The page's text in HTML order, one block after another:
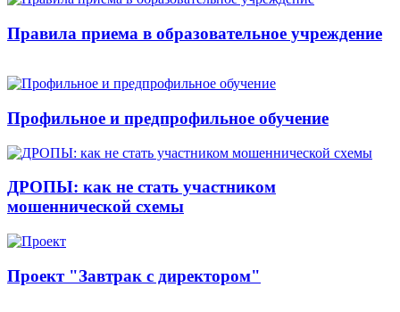
Правила приема в образовательное учреждение
Профильное и предпрофильное обучение
ДРОПЫ: как не стать участником
мошеннической схемы
Проект "Завтрак с директором"